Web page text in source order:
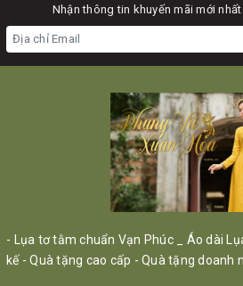
Nhận thông tin khuyến mãi mới
- Lụa tơ tằm chuẩn Vạn Phúc _ Áo dài
kế - Quà tặng cao cấp - Quà tặng doanh